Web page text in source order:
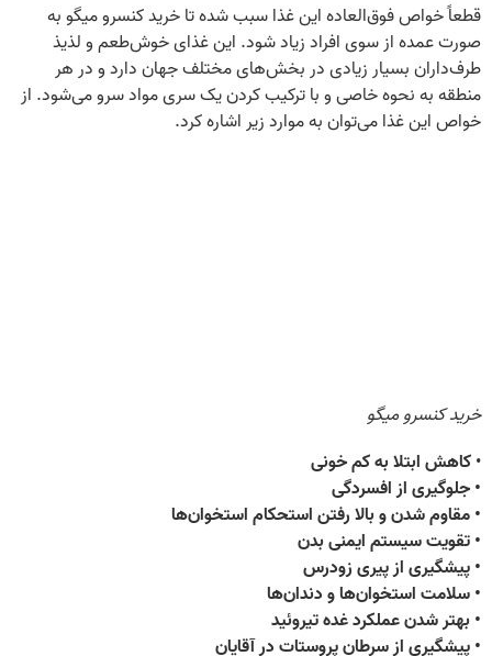
قطعاً خواص فوق‌العاده این غذا سبب شده تا خرید کنسرو میگو به‌
صورت عمده از سوی افراد زیاد شود. این غذای خوش‌طعم و لذیذ
طرف‌داران بسیار زیادی در بخش‌های مختلف جهان دارد و در هر
منطقه به‌ نحوه خاصی و با ترکیب کردن یک سری مواد سرو می‌شود. از
خواص این غذا می‌توان به موارد زیر اشاره کرد.
خرید کنسرو میگو
•کاهش ابتلا به کم خونی
• جلوگیری از افسردگی
• مقاوم شدن و بالا رفتن استحکام استخوان‌ها
• تقویت سیستم ایمنی بدن
• پیشگیری از پیری زودرس
• سلامت استخوان‌ها و دندان‌ها
• بهتر شدن عملکرد غده تیروئید
• پیشگیری از سرطان پروستات در آقایان